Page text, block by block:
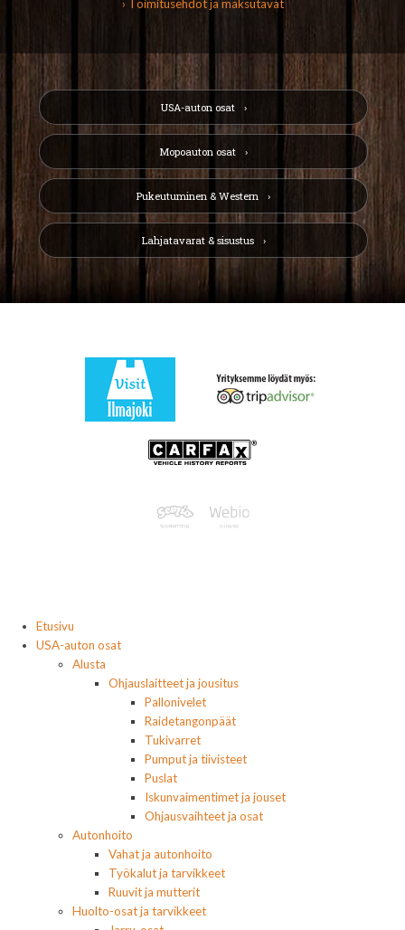
› Toimitusehdot ja maksutavat
USA-auton osat
Mopoauton osat
Pukeutuminen & Western
Lahjatavarat & sisustus
Etusivu
USA-auton osat
Alusta
Ohjauslaitteet ja jousitus
Pallonivelet
Raidetangonpäät
Tukivarret
Pumput ja tiivisteet
Puslat
Iskunvaimentimet ja jouset
Ohjausvaihteet ja osat
Autonhoito
Vahat ja autonhoito
Työkalut ja tarvikkeet
Ruuvit ja mutterit
Huolto-osat ja tarvikkeet